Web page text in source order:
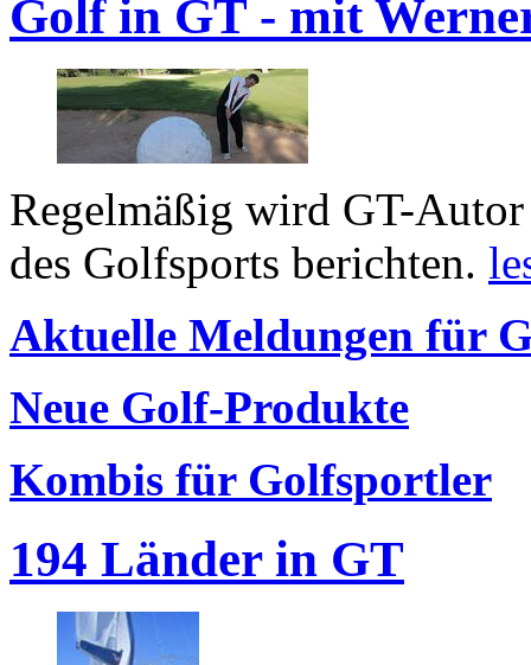
Golf in GT - mit
Regelmäßig wird GT-
des Golfsports berichten.
Aktuelle Meldungen für
Neue Golf-Produkte
Kombis für Golfsportler
194 Länder in GT